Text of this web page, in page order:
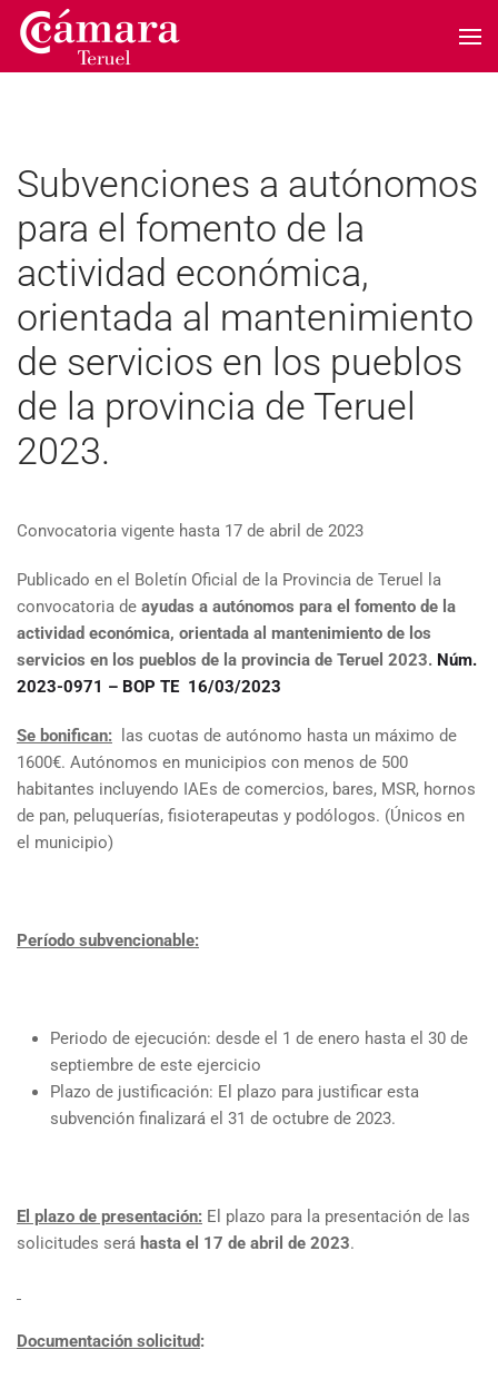
Skip to main content
Subvenciones a autónomos
para el fomento de la
actividad económica,
orientada al mantenimiento
de servicios en los pueblos
de la provincia de Teruel
2023.
Convocatoria vigente hasta 17 de abril de 2023
Publicado en el Boletín Oficial de la Provincia de Teruel la
convocatoria de ayudas a autónomos para el fomento de la
actividad económica, orientada al mantenimiento de los
servicios en los pueblos de la provincia de Teruel 2023. Núm.
2023-0971 – BOP TE 16/03/2023
Se bonifican: las cuotas de autónomo hasta un máximo de
1600€. Autónomos en municipios con menos de 500
habitantes incluyendo IAEs de comercios, bares, MSR, hornos
de pan, peluquerías, fisioterapeutas y podólogos. (Únicos en
el municipio)
Período subvencionable:
Periodo de ejecución: desde el 1 de enero hasta el 30 de
septiembre de este ejercicio
Plazo de justificación: El plazo para justificar esta
subvención finalizará el 31 de octubre de 2023.
El plazo de presentación: El plazo para la presentación de las
solicitudes será hasta el 17 de abril de 2023.
Documentación solicitud: